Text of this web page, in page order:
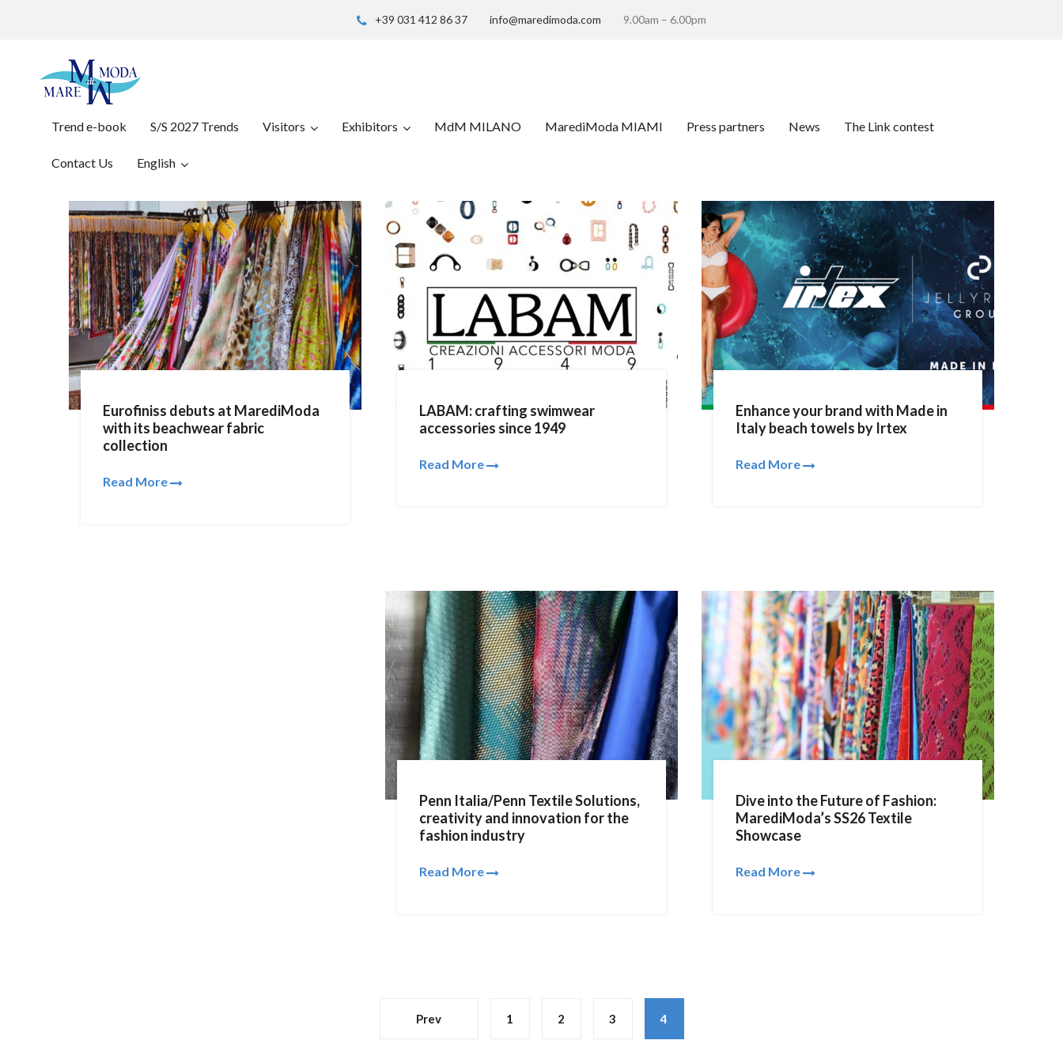
+39 031 412 86 37 info@maredimoda.com 9.00am – 6.00pm
Trend e-book S/S 2027 Trends Visitors Exhibitors MdM MILANO MarediModa MIAMI Press partners News The Link contest
Contact Us English
Eurofiniss debuts at MarediModa
with its beachwear fabric
collection
Read More
LABAM: crafting swimwear
accessories since 1949
Read More
Enhance your brand with Made in
Italy beach towels by Irtex
Read More
Penn Italia/Penn Textile Solutions,
creativity and innovation for the
fashion industry
Read More
Dive into the Future of Fashion:
MarediModa’s SS26 Textile
Showcase
Read More
Prev 1 2 3 4